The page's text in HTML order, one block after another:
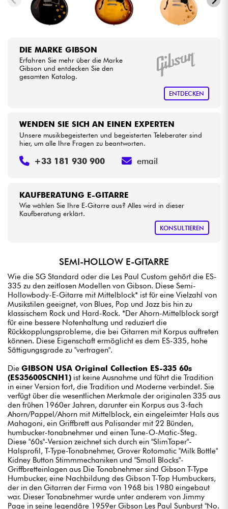
DIE MARKE GIBSON
Erfahren Sie mehr über die Marke
Gibson und entdecken Sie den
gesamten Katalog.
ENTDECKEN
KAUFBERATUNG E-GITARRE
Wie wählen Sie Ihre E-Gitarre aus? Alles wird in dieser
Kaufberatung erklärt.
KONSULTIEREN
WENDEN SIE SICH AN EINEN EXPERTEN
Unsere musikbegeisterten und begeisterten Teleberater sind
hier, um alle Ihre Fragen zu beantworten.
+33 181 930 900 email
SEMI-HOLLOW E-GITARRE
Wie die SG Standard oder die Les Paul Custom gehört die ES-
335 zu den zeitlosen Modellen von Gibson. Diese Semi-
Hollowbody-E-Gitarre mit Mittelblock* ist für eine Vielzahl von
Musikstilen geeignet, von Blues, Pop und Jazz bis hin zu
klassischem Rock und Hard-Rock. *Der Ahorn-Mittelblock sorgt
für eine bessere Notenhaltung und reduziert die
Rückkopplungsprobleme, die bei Gitarren mit Korpus auftreten
können. Diese Eigenschaft ermöglicht es dem ES-335, hohe
Sättigungsgrade zu "vertragen".
Die GIBSON USA Original Collection ES-335 60s
(ES35600SCNH1) ist keine Ausnahme und führt die Tradition
in einer Version fort, die Tradition und Moderne verbindet. Sie
verfügt über die wesentlichen Merkmale der originalen 335 aus
den frühen 1960er Jahren, darunter ein Korpus aus 3-fach
Ahorn/Pappel/Ahorn mit Mittelblock, ein eingeleimter Hals aus
Mahagoni, ein Griffbrett aus Palisander mit 22 Bünden,
humbucker-tonabnehmer und einen Tune-O-Matic-Steg.
Diese "60s"-Version zeichnet sich durch ein "SlimTaper"-
Halsprofil, T-Type-Tonabnehmer, Grover Rotomatic "Milk Bottle"
Kidney Button Stimmmechaniken und "Small Blocks"-
Griffbretteinlagen aus Die Tonabnehmer sind Gibson T-Type
Humbucker, eine Nachbildung des Gibson T-Top Humbuckers,
der in den Gitarren der Firma von 1968 bis 1980 eingebaut
war. Dieser Tonabnehmer wurde unter anderem von Jimmy
Page in seine legendäre 1959er Gibson Les Paul Sunburst "No.